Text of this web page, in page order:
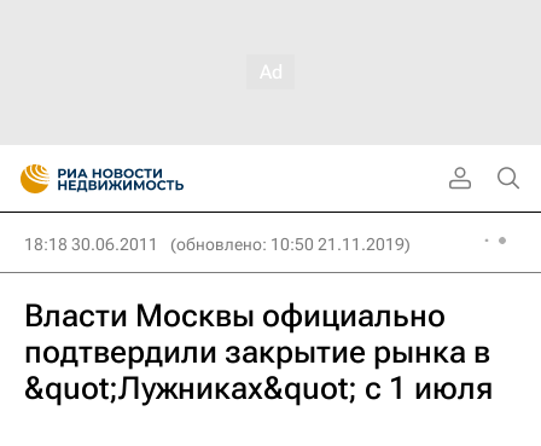
18:18 30.06.2011 (обновлено: 10:50 21.11.2019)
Власти Москвы официально
подтвердили закрытие рынка в
&quot;Лужниках&quot; с 1 июля